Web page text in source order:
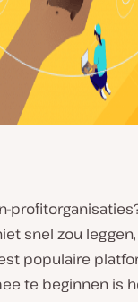
snel zou
populaire
te beginnen is